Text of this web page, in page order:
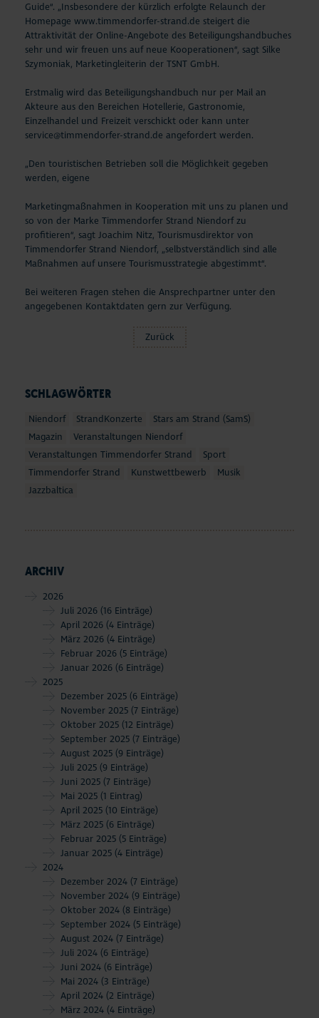
SCHLAGWÖRTER
Niendorf StrandKonzerte
Stars am Strand (SamS)
Magazin
Veranstaltungen Niendorf
Veranstaltungen Timmendorfer Strand
Sport
Timmendorfer Strand
Kunstwettbewerb
Musik
Jazzbaltica
ARCHIV
2026
Juli 2026 (16 Einträge)
April 2026 (4 Einträge)
März 2026 (4 Einträge)
Februar 2026 (5 Einträge)
Januar 2026 (6 Einträge)
2025
Dezember 2025 (6 Einträge)
November 2025 (7 Einträge)
Oktober 2025 (12 Einträge)
September 2025 (7 Einträge)
August 2025 (9 Einträge)
Juli 2025 (9 Einträge)
Juni 2025 (7 Einträge)
Mai 2025 (1 Eintrag)
April 2025 (10 Einträge)
März 2025 (6 Einträge)
Februar 2025 (5 Einträge)
Januar 2025 (4 Einträge)
2024
Dezember 2024 (7 Einträge)
November 2024 (9 Einträge)
Oktober 2024 (8 Einträge)
September 2024 (5 Einträge)
August 2024 (7 Einträge)
Juli 2024 (6 Einträge)
Juni 2024 (6 Einträge)
Mai 2024 (3 Einträge)
April 2024 (2 Einträge)
März 2024 (4 Einträge)
Guide“. „Insbesondere der kürzlich erfolgte Relaunch der
Homepage www.timmendorfer-strand.de steigert die
Attraktivität der Online-Angebote des Beteiligungshandbuches
sehr und wir freuen uns auf neue Kooperationen“, sagt Silke
Szymoniak, Marketingleiterin der TSNT GmbH.
Erstmalig wird das Beteiligungshandbuch nur per Mail an
Akteure aus den Bereichen Hotellerie, Gastronomie,
Einzelhandel und Freizeit verschickt oder kann unter
service@timmendorfer-strand.de angefordert werden.
„Den touristischen Betrieben soll die Möglichkeit gegeben
werden, eigene
Marketingmaßnahmen in Kooperation mit uns zu planen und
so von der Marke Timmendorfer Strand Niendorf zu
profitieren“, sagt Joachim Nitz, Tourismusdirektor von
Timmendorfer Strand Niendorf, „selbstverständlich sind alle
Maßnahmen auf unsere Tourismusstrategie abgestimmt“.
Bei weiteren Fragen stehen die Ansprechpartner unter den
angegebenen Kontaktdaten gern zur Verfügung.
Zurück